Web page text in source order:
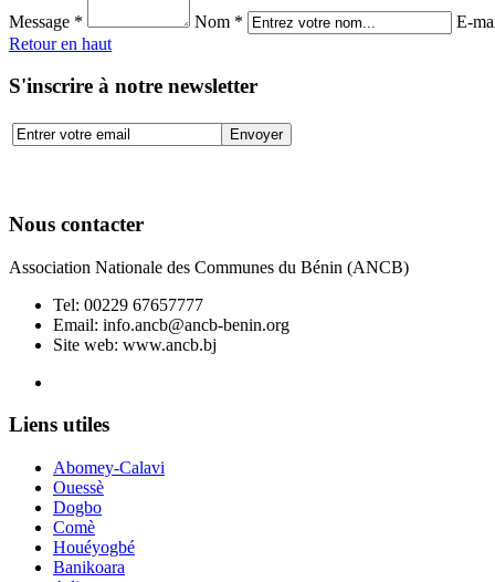
Message * Nom *
E-
Retour en haut
S'inscrire à notre newsletter
Nous contacter
Association Nationale des Communes du Bénin (ANCB)
Tel: 00229 67657777
Email: info.ancb@ancb-benin.org
Site web: www.ancb.bj
Liens utiles
Abomey-Calavi
Ouessè
Dogbo
Comè
Houéyogbé
Banikoara